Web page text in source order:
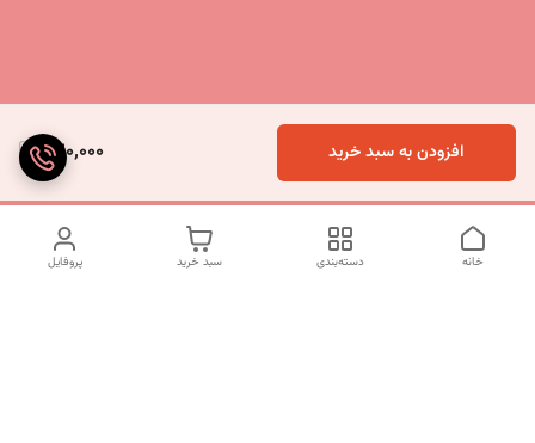
520,000 افزودن به سبد خرید
پروفایل سبد خرید دسته‌بندی خانه